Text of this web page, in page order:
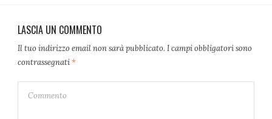
LASCIA UN COMMENTO
Il tuo indirizzo email non sarà pubblicato. I campi obbligatori sono
contrassegnati*